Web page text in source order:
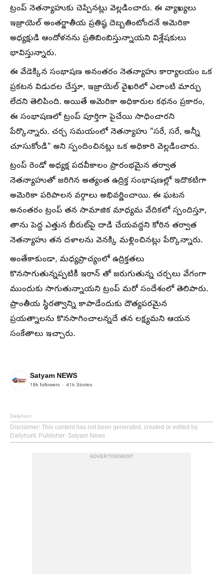
ట్రంప్ నెతన్యాహుకు చెప్పినట్లు వెల్లడించారు. ఈ వ్యాఖ్యలు
ఇజ్రాయెల్ అంతర్జాతీయ ప్రతిష్ఠ దెబ్బతింటోందనే అమెరికా
అధ్యక్షుడి ఆందోళనను ప్రతిబింబిస్తున్నాయని విశ్లేషకులు
భావిస్తున్నారు.
ఈ వేడెక్కిన సంభాషణ అనంతరం నెతన్యాహు కార్యాలయం ఒక
ప్రకటన విడుదల చేస్తూ, ఇజ్రాయెల్ వైఖరిలో ఎలాంటి మార్పు
లేదని తెలిపింది. అయితే అమెరికా అధికారుల కథనం ప్రకారం,
ఈ సంభాషణలో ట్రంప్ పూర్తిగా పైచేయి సాధించారని
పేర్కొన్నారు. చర్చ సమయంలో నెతన్యాహు "సరే, సరే, అన్నీ
చూసుకోండి" అని స్పందించినట్లు ఒక అధికారి వెల్లడించారు.
ట్రంప్ రెండో అధ్యక్ష పదవీకాలం ప్రారంభమైన తర్వాత
నెతన్యాహుతో జరిగిన అత్యంత ఉద్రిక్త సంభాషణల్లో ఇదొకటిగా
అమెరికా పరిపాలన వర్గాలు అభివర్ణించాయి. ఈ ఘటన
అనంతరం ట్రంప్ తన సామాజిక మాధ్యమ వేదికలో స్పందిస్తూ,
తాను పెద్ద ఎత్తున బీరుట్‌పై దాడి చేయవద్దని కోరిన తర్వాత
నెతన్యాహు తన దళాలను వెనక్కి మళ్లించినట్లు పేర్కొన్నారు.
అంతేకాకుండా, మధ్యప్రాచ్యంలో ఉద్రిక్తతలు
కొనసాగుతున్నప్పటికీ ఇరాన్ తో జరుగుతున్న చర్చలు వేగంగా
ముందుకు సాగుతున్నాయని ట్రంప్ మరో సందేశంలో తెలిపారు.
ప్రాంతీయ స్థిరత్వాన్ని కాపాడేందుకు దౌత్యపరమైన
ప్రయత్నాలను కొనసాగించాలన్నదే తన లక్ష్యమని ఆయన
సంకేతాలు ఇచ్చారు.
Satyam NEWS
18k followers 41k Stories
Dailyhunt
Disclaimer: This content has not been generated, created or edited by
Dailyhunt. Publisher: Satyam News
ADVERTISEMENT